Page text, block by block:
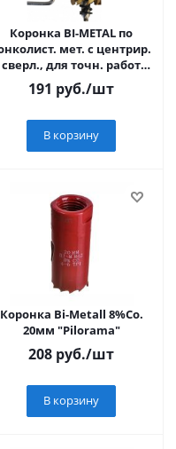
Коронка BI-METAL по
мет. с центрир.
сверл., для точн. работ
Sturm!
191 руб./шт
В корзину
Коронка Bi-Metall 8%Co.
20мм "Pilorama"
208 руб./шт
В корзину